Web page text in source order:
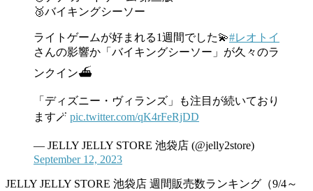
🥉バイキングシーソー
ライトゲームが好まれる1週間でした💫#レオトイ
さんの影響か「バイキングシーソー」が久々のラ
ンクイン⛴️
「ディズニー・ヴィランズ」も注目が続いており
ます🪄 pic.twitter.com/qK4rFeRjDD
— JELLY JELLY STORE 池袋店 (@jelly2store)
September 12, 2023
JELLY JELLY STORE 池袋店 週間販売数ランキング（9/4～